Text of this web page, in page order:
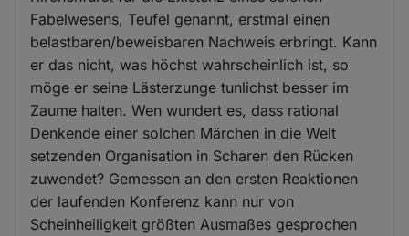
Fabelwesens, Teufel genannt, erstmal einen
belastbaren/beweisbaren Nachweis erbringt. Kann
er das nicht, was höchst wahrscheinlich ist, so
möge er seine Lästerzunge tunlichst besser im
Zaume halten. Wen wundert es, dass rational
Denkende einer solchen Märchen in die Welt
setzenden Organisation in Scharen den Rücken
zuwendet? Gemessen an den ersten Reaktionen
der laufenden Konferenz kann nur von
Scheinheiligkeit größten Ausmaßes gesprochen